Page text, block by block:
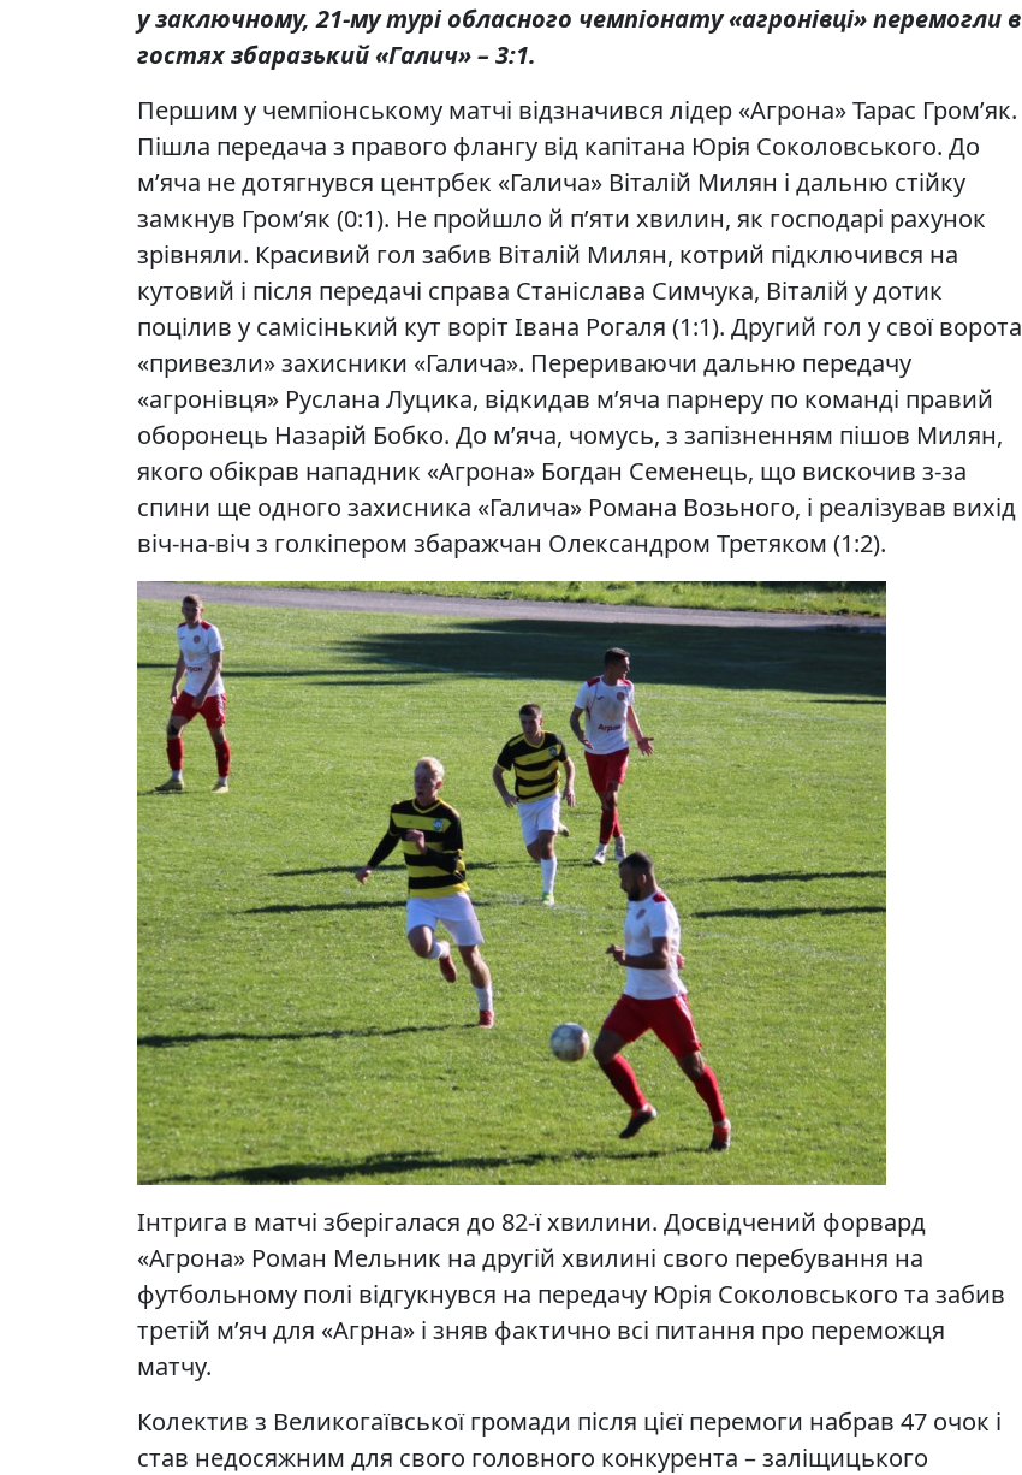
у заключному, 21-му турі обласного чемпіонату «агронівці» перемогли в
гостях збаразький «Галич» – 3:1.
Першим у чемпіонському матчі відзначився лідер «Агрона» Тарас Гром’як.
Пішла передача з правого флангу від капітана Юрія Соколовського. До
м’яча не дотягнувся центрбек «Галича» Віталій Милян і дальню стійку
замкнув Гром’як (0:1). Не пройшло й п’яти хвилин, як господарі рахунок
зрівняли. Красивий гол забив Віталій Милян, котрий підключився на
кутовий і після передачі справа Станіслава Симчука, Віталій у дотик
поцілив у самісінький кут воріт Івана Рогаля (1:1). Другий гол у свої ворота
«привезли» захисники «Галича». Перериваючи дальню передачу
«агронівця» Руслана Луцика, відкидав м’яча парнеру по команді правий
оборонець Назарій Бобко. До м’яча, чомусь, з запізненням пішов Милян,
якого обікрав нападник «Агрона» Богдан Семенець, що вискочив з-за
спини ще одного захисника «Галича» Романа Возьного, і реалізував вихід
віч-на-віч з голкіпером збаражчан Олександром Третяком (1:2).
Інтрига в матчі зберігалася до 82-ї хвилини. Досвідчений форвард
«Агрона» Роман Мельник на другій хвилині свого перебування на
футбольному полі відгукнувся на передачу Юрія Соколовського та забив
третій м’яч для «Агрна» і зняв фактично всі питання про переможця
матчу.
Колектив з Великогаївської громади після цієї перемоги набрав 47 очок і
став недосяжним для свого головного конкурента – заліщицького